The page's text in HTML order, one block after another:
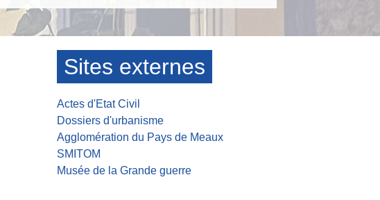
Sites externes
Actes d'Etat Civil
Dossiers d'urbanisme
Agglomération du Pays de Meaux
SMITOM
Musée de la Grande guerre